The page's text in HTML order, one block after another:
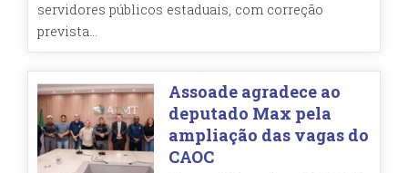
servidores públicos estaduais, com correção
prevista...
Assoade agradece ao
deputado Max pela
ampliação das vagas do
CAOC